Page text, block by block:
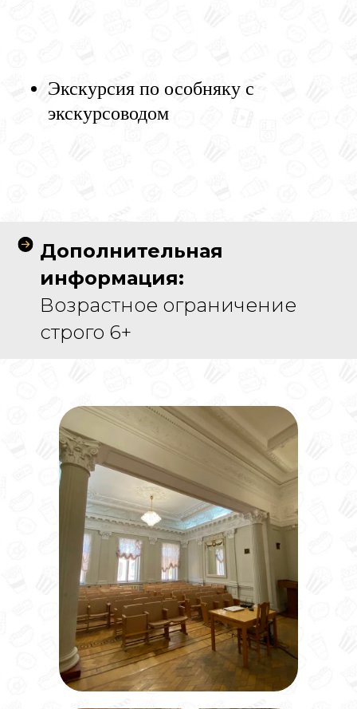
Экскурсия по особняку с
экскурсоводом
Дополнительная
информация:
Возрастное ограничение
строго 6+